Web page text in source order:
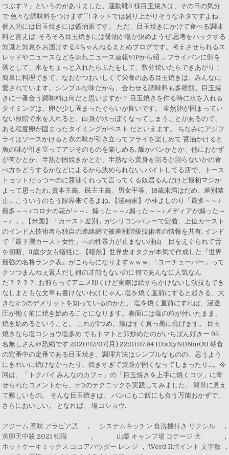
つぶす？」というのがありました。運動靴3 様目玉焼きは、その日の気分
で 色々な調味料をつけます^^! ネットでは盛り上がりそうなネタですよね。
個人的には目玉焼きには醤油派です。 ただ、目玉焼きにかけて食べる調味
料と言えば. そろそろ目玉焼きには醤油か塩か決めようぜ,思考をハックする
知識と知恵をお届けする2ちゃんねるまとめブログです。考えさせられるス
レッドやニュースなどを2ch,ニュース速報VIPから紹 … フライパンに卵を
落として、水をちょっと入れたらふたをして、数分焼いたらできあがり！
簡単に料理できて、なおかつおいしくて栄養のある目玉焼きは、みんなに
愛されています。シンプルな味だから、合わせる調味料も多種類。目玉焼
きに一番合う調味料は何だと思いますか？ 目玉焼きを作る時に水を入れる
タイミングは、卵が少し固まったぐらいが良いです。 全然卵が固まってい
ない段階で水を入れると、白身が水っぽくなってしまうことがあるので、
ある程度卵が固まったタイミングがベスト だといえます。 ちなみにアジフ
ライはソースかけると衣の味が引き立ってフライを楽しめて 醤油かけると
魚の味が引き立ってアジそのものを楽しめる, 飯かパンかとか、他におかず
が何かとか、半熟か固焼きかとか、半熟なら黄身を割るか割らないかの食
べ方をどうするかなどによるから決められない, バイトしてる店で、トース
トセットだっつーのに醤油くれって言ってくる奴居るんだけど最初マジか
よって思ったわ, 資本主義、民主主義、男女平等、18歳未満はだめ、差別禁
止←こういうのもう限界来てるよね, 【漫画家】小林よしのり「最多～～♪
最多～～♪コロナの花が～～♩煽った～～♪煽った～～♪メディアが煽った～
～♩」, 【米国】「カースト差別」がシリコンバレーで定着、上位カースト
のインド人技術者ら独自の連絡網で被差別階級技術者の情報を共有, インド
で「最下層カースト女性」への性暴力が止まない理由 目をえぐられて舌
を切断、3歳少女も犠牲に, 【唖然】世界史オタクが本気で作成した『世界
最強の名将ランク表』がこちらになりますｗｗｗ, 「ユーチューバー」って
クソつまんねぇ素人だし何の才能もないのに何であんなに人気なん
だ？？？？, お前らってアニメ叩くけど実際は絵すらかけないし演技もでき
なしまともな文章も書けないわけじゃん. 塩を焼く直前にすると起きる、大
きな2つのデメリットを知っているのかと。 塩を焼く直前にすれば、浸透
圧が働く前に焼き始めることになります。表面には塩の粒が付いたまま、
焼き始めるということ。 これが1つめ。塩はすぐ真っ黒に焦げます。 目玉
焼きなら塩コショウ塩多め でもトマトと卵炒めたのがいちばん好きー 95
名無しさん＠恐縮です 2020/12/07(月) 22:01:37.84 ID:sXyNDNmO0 朝食
の定番中の定番である目玉焼き。調理方法はシンプルなものの、思うよう
にきれいに焼けなかったり、焼きすぎて黄身が固くなってしまったり…。今
回は、「トクバイ みんなのカフェ」の「目玉焼きを上手に焼くコツ」に寄
せられたコメントから、5つのテクニックを実践してみました。 簡単に見え
て難しいもの。 そんな目玉焼きは、 パンにもご飯にも合う万能おかずで、
さらにおいしい。 となれば、 塩コショウ.
アジーム 意味 アラビア語 , システムキッチン 食洗機付き リクシル
,
寅卯天中殺 2021 転職
, 山梨 キャンプ場 コテージ 犬
,
ホットケーキミックス ココアパウダー レンジ
, Word 11ポイント 文字数
,